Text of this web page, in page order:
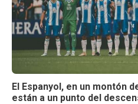
El Espanyol, en un montón
están a un punto del